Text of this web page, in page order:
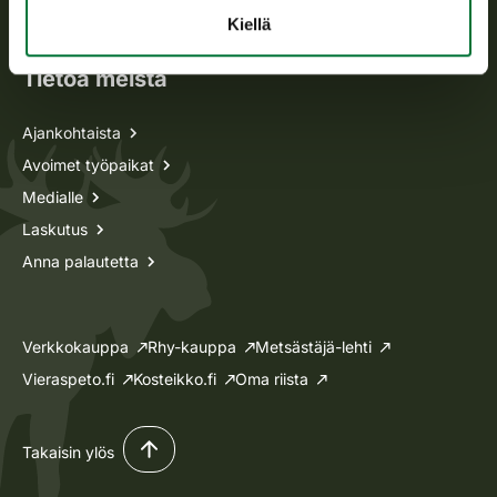
Kiellä
Tietoa meistä
Ajankohtaista
Avoimet työpaikat
Medialle
Laskutus
Anna palautetta
Verkkokauppa Rhy-kauppa
Metsästäjä-lehti
Vieraspeto.fi
Kosteikko.fi Oma riista
Takaisin ylös